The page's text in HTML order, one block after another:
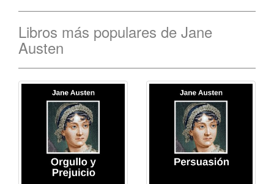
Libros más populares de Jane
Austen